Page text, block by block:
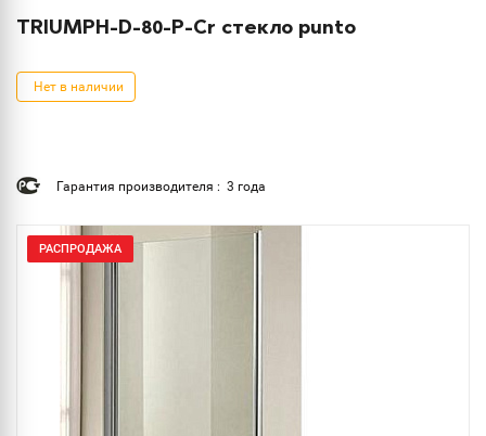
TRIUMPH-D-80-P-Cr стекло punto
Нет в наличии
Гарантия производителя : 3 года
РАСПРОДАЖА